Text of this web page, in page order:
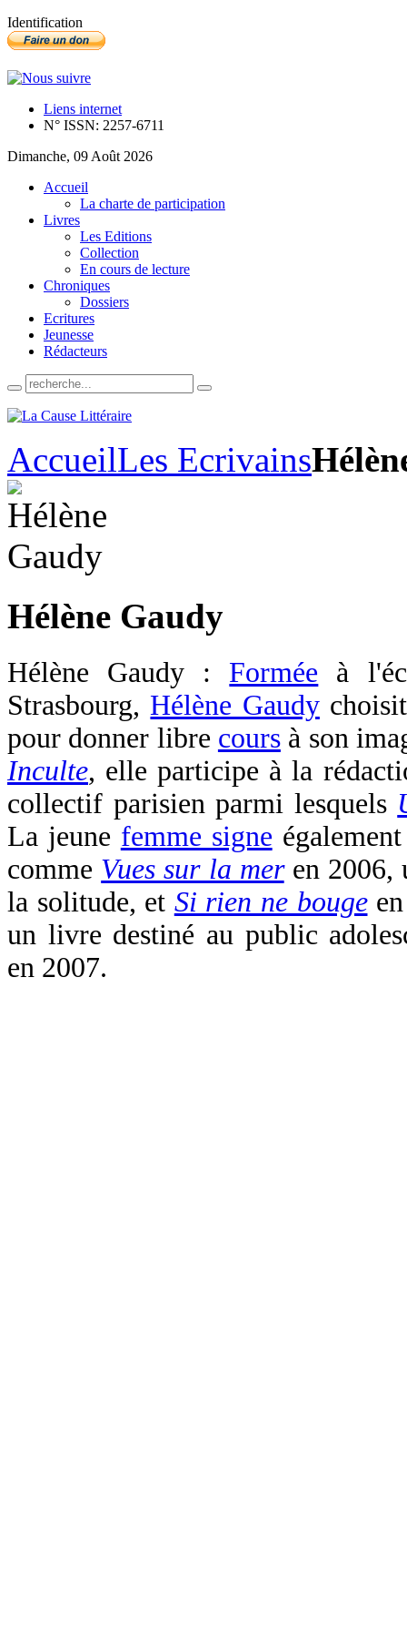
Identification
Liens internet
N° ISSN: 2257-6711
Dimanche, 09 Août 2026
Accueil
La charte de participation
Livres
Les Editions
Collection
En cours de lecture
Chroniques
Dossiers
Ecritures
Jeunesse
Rédacteurs
AccueilLes Ecrivains
Hélène Gaudy
Hélène Gaudy : Formée à
Strasbourg, Hélène Gaudy
pour donner libre coursà son
Inculte, elle participe à la
collectif parisien parmi lesquels
La jeune femme signe
comme Vues sur la meren 2006,
la solitude, et Si rien ne bougeen
un livre destiné au public
en 2007.